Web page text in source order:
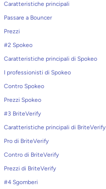
Caratteristiche principali
Passare a Bouncer
Prezzi
#2 Spokeo
Caratteristiche principali di Spokeo
I professionisti di Spokeo
Contro Spokeo
Prezzi Spokeo
#3 BriteVerify
Caratteristiche principali di BriteVerify
Pro di BriteVerify
Contro di BriteVerify
Prezzi di BriteVerify
#4 Sgomberi